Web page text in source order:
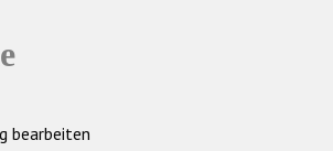
bearbeiten